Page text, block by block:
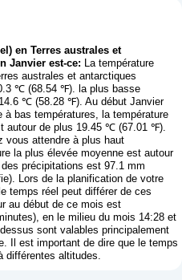
en Terres australes et
Janvier est-ce: La température
australes et antarctiques
℃ (68.54 ℉). la plus basse
℃ (58.28 ℉). Au début Janvier
à bas températures, la température
autour de plus 19.45 ℃ (67.01 ℉).
vous attendre à plus haut
la plus élevée moyenne est autour
précipitations est 97.1 mm
). Lors de la planification de votre
temps réel peut différer de ces
au début de ce mois est
en le milieu du mois 14:28 et
sont valables principalement
Il est important de dire que le temps
différentes altitudes.